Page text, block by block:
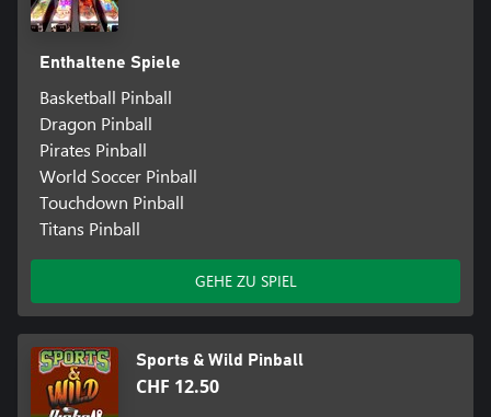
Enthaltene Spiele
Basketball Pinball
Dragon Pinball
Pirates Pinball
World Soccer Pinball
Touchdown Pinball
Titans Pinball
GEHE ZU SPIEL
Sports & Wild Pinball
CHF 12.50